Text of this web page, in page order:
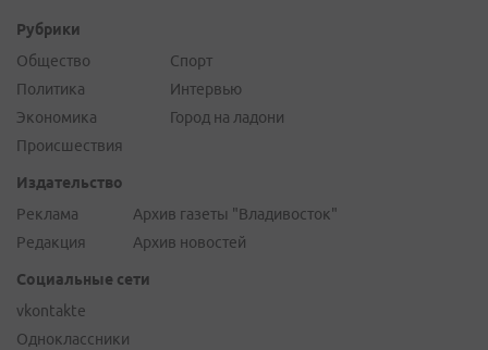
Рубрики
Общество
Политика
Экономика
Происшествия
Спорт
Интервью
Город на ладони
Издательство
Реклама
Редакция
Архив газеты "Владивосток"
Архив новостей
Социальные сети
vkontakte
Одноклассники